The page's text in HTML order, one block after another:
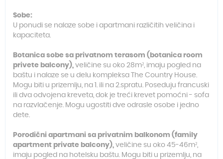
Sobe:
U ponudi se nalaze sobe i apartmani različitih veličina i
kapaciteta.
Botanica sobe sa privatnom terasom (botanica room
privete balcony), veličine su oko 28m², imaju pogled na
baštu i nalaze se u delu kompleksa The Country House.
Mogu biti u prizemlju, na 1. ili na 2.spratu. Poseduju francuski
ili dva odvojena kreveta, dok je treći krevet pomoćni - sofa
na razvlačenje. Mogu ugostiti dve odrasle osobe i jedno
dete.
Porodični apartmani sa privatnim balkonom (family
apartment private balcony), veličine su oko 45-46m²,
imaju pogled na hotelsku baštu. Mogu biti u prizemlju, na